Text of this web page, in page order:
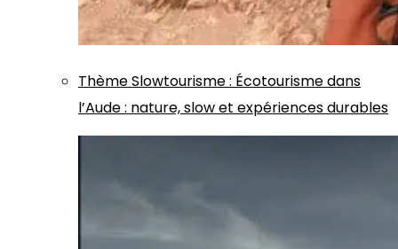
ThèmeSlowtourisme: Écotourisme dans
l’Aude : nature, slow et expériences durables